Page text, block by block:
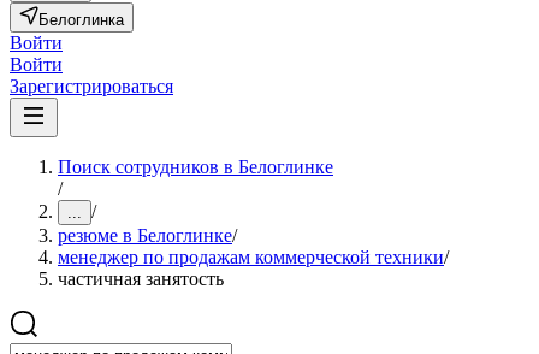
Белоглинка
Войти
Войти
Зарегистрироваться
Поиск сотрудников в Белоглинке
/
... /
резюме в Белоглинке/
менеджер по продажам коммерческой техники/
частичная занятость